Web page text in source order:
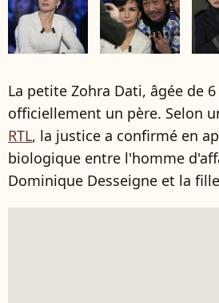
La petite Zohra Dati, âgée de 6
officiellement un père. Selon
RTL, la justice a confirmé en
biologique entre l'homme
Dominique Desseigne et la